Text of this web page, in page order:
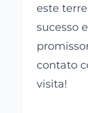
este
sucesso
contato
visita!